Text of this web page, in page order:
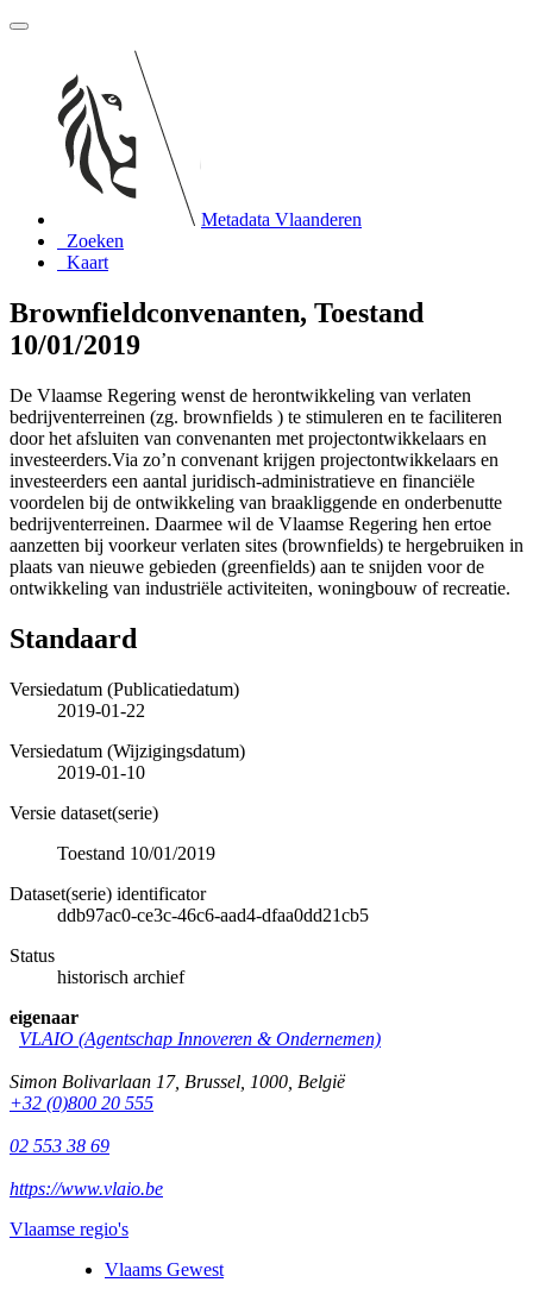
Metadata Vlaanderen
Zoeken
Kaart
Brownfieldconvenanten, Toestand
10/01/2019
De Vlaamse Regering wenst de herontwikkeling van verlaten
bedrijventerreinen (zg. brownfields ) te stimuleren en te faciliteren
door het afsluiten van convenanten met projectontwikkelaars en
investeerders.Via zo’n convenant krijgen projectontwikkelaars en
investeerders een aantal juridisch-administratieve en financiële
voordelen bij de ontwikkeling van braakliggende en onderbenutte
bedrijventerreinen. Daarmee wil de Vlaamse Regering hen ertoe
aanzetten bij voorkeur verlaten sites (brownfields) te hergebruiken in
plaats van nieuwe gebieden (greenfields) aan te snijden voor de
ontwikkeling van industriële activiteiten, woningbouw of recreatie.
Standaard
Versiedatum (Publicatiedatum)
2019-01-22
Versiedatum (Wijzigingsdatum)
2019-01-10
Versie dataset(serie)
Toestand 10/01/2019
Dataset(serie) identificator
ddb97ac0-ce3c-46c6-aad4-dfaa0dd21cb5
Status
historisch archief
eigenaar
VLAIO (Agentschap Innoveren & Ondernemen)
Simon Bolivarlaan 17, Brussel 1000 België
+32 (0)800 20 555
02 553 38 69
https://www.vlaio.be
Vlaamse regio's
Vlaams Gewest